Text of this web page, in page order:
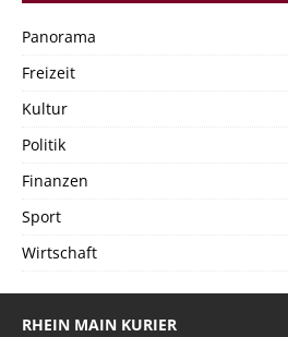
Panorama
Freizeit
Kultur
Politik
Finanzen
Sport
Wirtschaft
RHEIN MAIN KURIER